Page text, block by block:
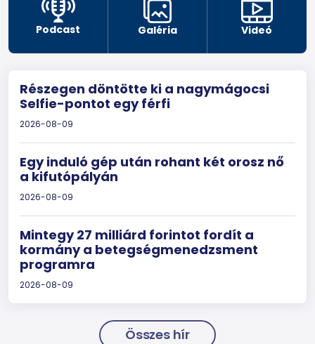
Podcast Galéria Videó
Részegen döntötte ki a nagymágocsi
Selfie-pontot egy férfi
2026-08-09
Egy induló gép után rohant két orosz nő
a kifutópályán
2026-08-09
Mintegy 27 milliárd forintot fordít a
kormány a betegségmenedzsment
programra
2026-08-09
Összes hír